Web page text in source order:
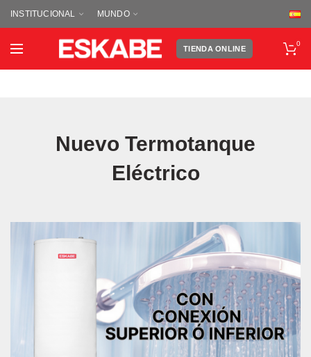
INSTITUCIONAL MUNDO
TIENDA ONLINE
0
Nuevo Termotanque
Eléctrico